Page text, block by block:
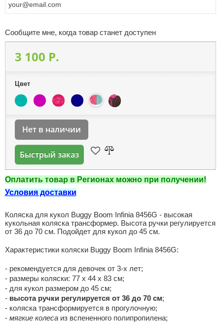
Сообщите мне, когда товар станет доступен
3 100 P.
Цвет
Нет в наличии
Быстрый заказ
Оплатить товар в Регионах можно при получении!
Условия доставки
Коляска для кукол Buggy Boom Infinia 8456G - высокая
кукольная коляска трансформер. Высота ручки регулируется
от 36 до 70 см. Подойдет для кукол до 45 см.
Характеристики коляски Buggy Boom Infinia 8456G:
- рекомендуется для девочек от 3-х лет;
- размеры коляски: 77 х 44 х 83 см;
- для кукол размером до 45 см;
- высота ручки регулируется от 36 до 70 см;
- коляска трансформируется в прогулочную;
- мягкие колесаиз вспененного полипропилена;